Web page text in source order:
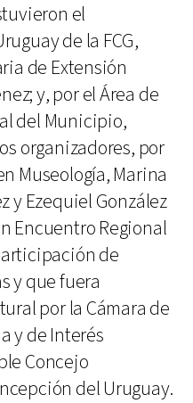
el
de la FCG,
de Extensión
y, por el Área de
del Municipio,
organizadores, por
Museología, Marina
y Ezequiel González
Encuentro Regional
de
y que fuera
por la Cámara de
y de Interés
Concejo
del Uruguay.